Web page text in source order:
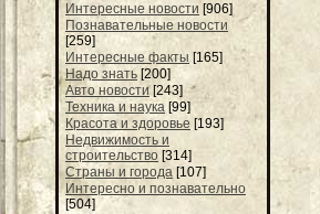
Интересные новости [906]
Познавательные новости
[259]
Интересные факты [165]
Надо знать [200]
Авто новости [243]
Техника и наука [99]
Красота и здоровье [193]
Недвижимость и
строительство [314]
Страны и города [107]
Интересно и познавательно
[504]